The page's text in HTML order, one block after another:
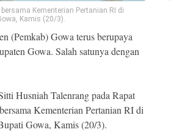
Kementerian Pertanian RI di
Kamis (20/3).
(Pemkab) Gowa terus berupaya
Gowa. Salah satunya dengan
Husniah Talenrang pada Rapat
Kementerian Pertanian RI di
Gowa, Kamis (20/3).